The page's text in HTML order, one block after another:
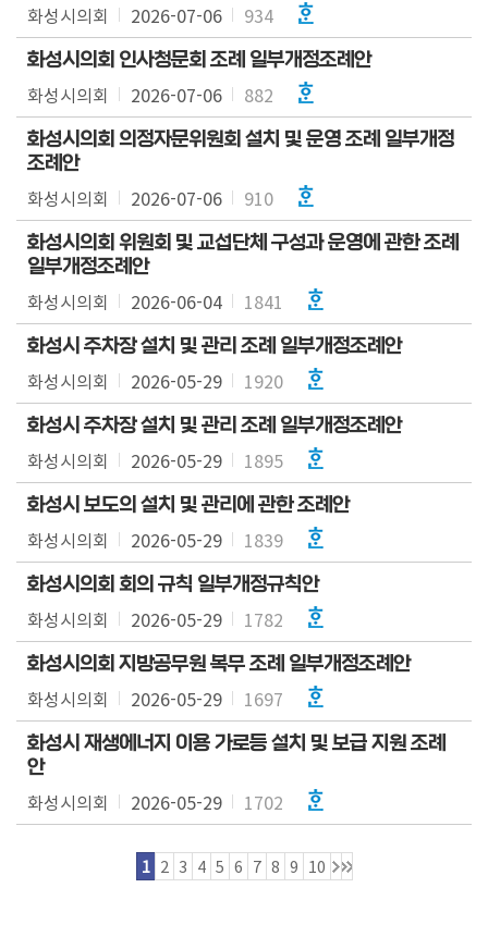
참
여
마
당
정
보
공
개
누
리
집
안
내
화성시의회 2026-07-06 934
화성시의회 인사청문회 조례 일부개정조례안
화성시의회 2026-07-06 882
화성시의회 의정자문위원회 설치 및 운영 조례 일부개정
조례안
화성시의회 2026-07-06 910
화성시의회 위원회 및 교섭단체 구성과 운영에 관한 조례
일부개정조례안
화성시의회 2026-06-04 1841
화성시 주차장 설치 및 관리 조례 일부개정조례안
화성시의회 2026-05-29 1920
화성시 주차장 설치 및 관리 조례 일부개정조례안
화성시의회 2026-05-29 1895
화성시 보도의 설치 및 관리에 관한 조례안
화성시의회 2026-05-29 1839
화성시의회 회의 규칙 일부개정규칙안
화성시의회 2026-05-29 1782
화성시의회 지방공무원 복무 조례 일부개정조례안
화성시의회 2026-05-29 1697
화성시 재생에너지 이용 가로등 설치 및 보급 지원 조례
안
화성시의회 2026-05-29 1702
1 2 3 4 5 6 7 8 9 10